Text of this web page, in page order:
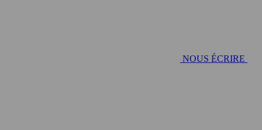
NOUS ÉCRIRE